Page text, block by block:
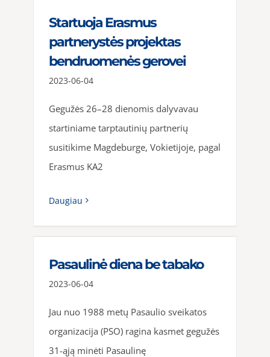
Startuoja Erasmus
partnerystės projektas
bendruomenės gerovei
2023-06-04
Gegužės 26–28 dienomis dalyvavau
startiniame tarptautinių partnerių
susitikime Magdeburge, Vokietijoje, pagal
Erasmus KA2
Daugiau
Pasaulinė diena be tabako
2023-06-04
Jau nuo 1988 metų Pasaulio sveikatos
organizacija (PSO) ragina kasmet gegužės
31-ąją minėti Pasaulinę